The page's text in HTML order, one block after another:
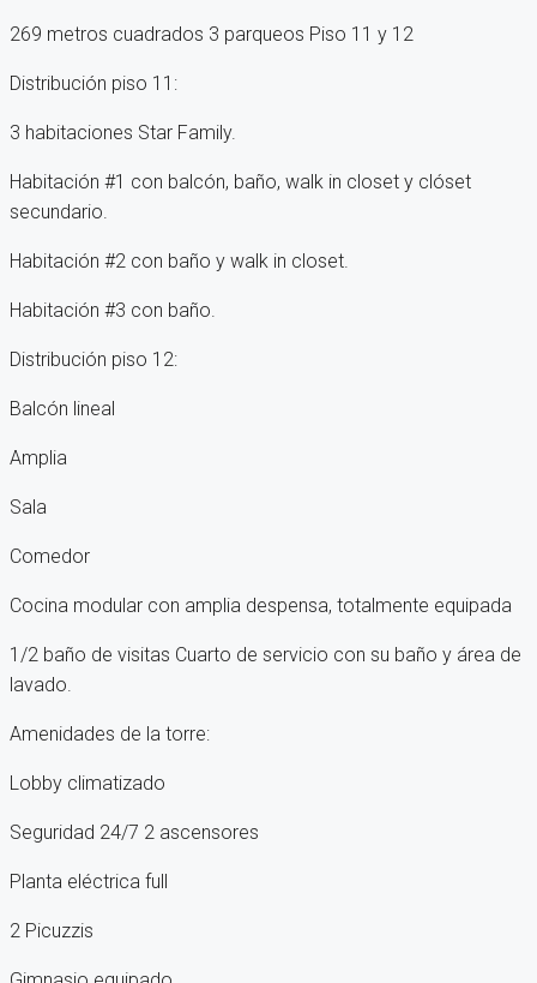
269 metros cuadrados 3 parqueos Piso 11 y 12
Distribución piso 11:
3 habitaciones Star Family.
Habitación #1 con balcón, baño, walk in closet y clóset
secundario.
Habitación #2 con baño y walk in closet.
Habitación #3 con baño.
Distribución piso 12:
Balcón lineal
Amplia
Sala
Comedor
Cocina modular con amplia despensa, totalmente equipada
1/2 baño de visitas Cuarto de servicio con su baño y área de
lavado.
Amenidades de la torre:
Lobby climatizado
Seguridad 24/7 2 ascensores
Planta eléctrica full
2 Picuzzis